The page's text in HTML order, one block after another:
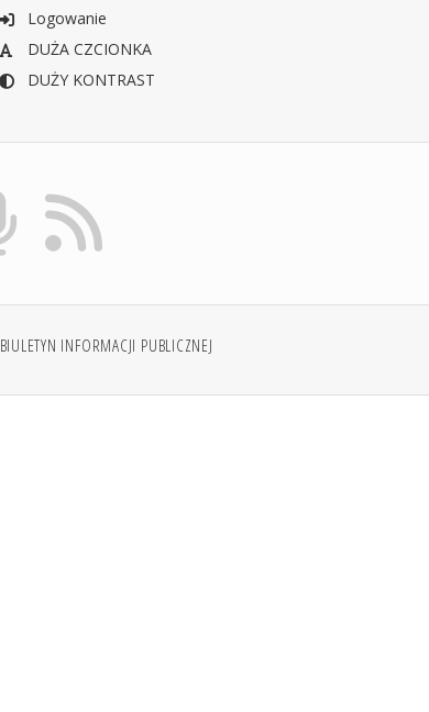
Logowanie
DUŻA CZCIONKA
DUŻY KONTRAST
BIULETYN INFORMACJI PUBLICZNEJ